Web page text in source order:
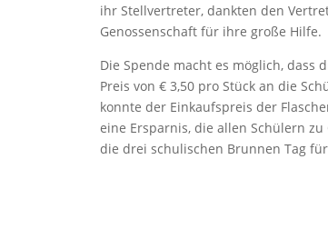
ihr Stellvertreter, dankten den
Genossenschaft für ihre große Hilfe.
Die Spende macht es möglich, dass
Preis von € 3,50 pro Stück an die
konnte der Einkaufspreis der
eine Ersparnis, die allen Schülern
die drei schulischen Brunnen Tag